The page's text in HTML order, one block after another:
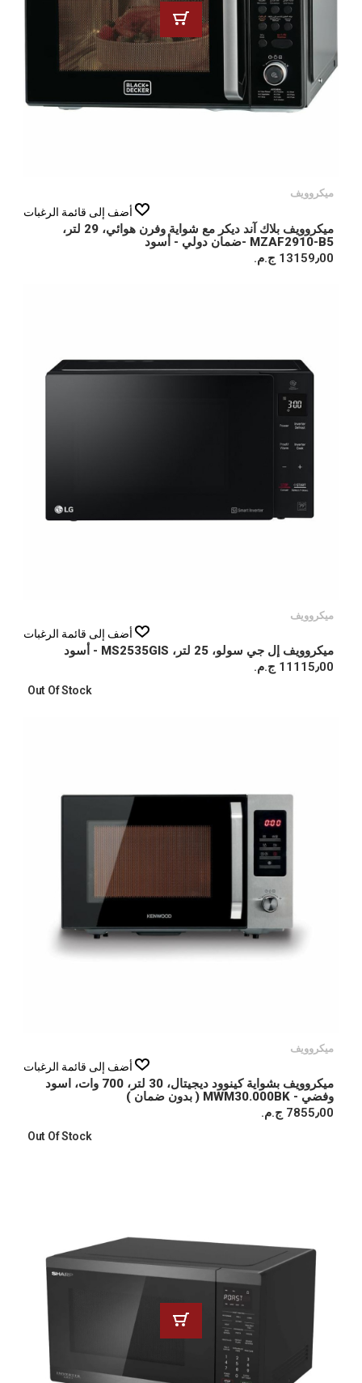
ميكروويف
أضف إلى قائمة الرغبات
ميكروويف بلاك آند ديكر مع شواية وفرن هوائي، 29 لتر،
MZAF2910-B5 -ضمان دولي - أسود
13159٫00 ج.م.‏
ميكروويف
أضف إلى قائمة الرغبات
ميكروويف إل جي سولو، 25 لتر، MS2535GIS - أسود
11115٫00 ج.م.‏
Out Of Stock
ميكروويف
أضف إلى قائمة الرغبات
ميكروويف بشواية كينوود ديجيتال، 30 لتر، 700 وات، اسود
وفضي - MWM30.000BK ( بدون ضمان )
7855٫00 ج.م.‏
Out Of Stock